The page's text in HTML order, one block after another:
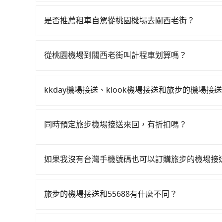
次，從最早06:49到23:21，過了末班車到清晨的
再用5分鐘出站、等待車站前排班的計程車，搭上
資，而且更會額外浪費44分鐘在轉乘與等車上，
是否推薦租車自駕從桃園機場去關西老街？
邊可隨租隨借的iRent應該是你最便宜選擇。註冊
的罰單都需自付。再者，和運的iRent只提供最基
外，偶爾也會遇到明明已經預約了時間但上一位
便。
從桃園機場到關西老街叫計程車划算嗎？
到車，也可考慮打電話至桃園機場附近的計程車
難度是雙北市的80倍。綜合以上，無論在價格或
kkday機場接送、klook機場接送和旅步的機場接
策，相較之下，KKday和Klook僅為仲介平台，是
同時預定旅步機場接送來回，有折扣嗎？
完成去程訂單的同時，寄送95折的優惠碼到您的
如果我沒有台灣手機號碼也可以訂購旅步的機場接
在訂單成立後，或司機服務時與您聯絡。
旅步的機場接送和55688有什麼不同？